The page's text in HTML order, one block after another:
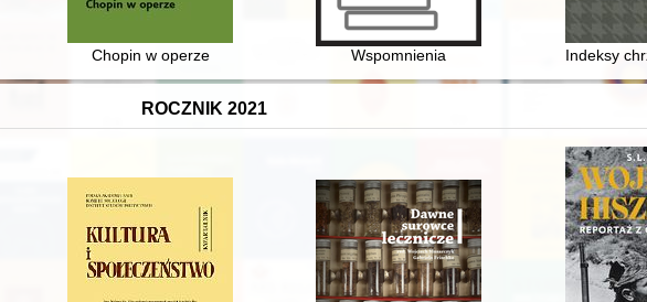
historyczych = Belated love : Ivan Mazepa and Motria Kochubey in the light of
Bożej Płonkowskiej w Płonce Kościelnej
Chopin w operze Wspomnienia Indeksy
ROCZNIK 2021